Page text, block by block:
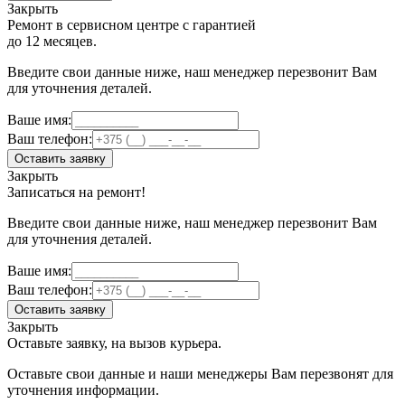
Закрыть
Ремонт в сервисном центре с гарантией
до 12 месяцев.
Введите свои данные ниже, наш менеджер перезвонит Вам
для уточнения деталей.
Ваше имя:
Ваш телефон:
Оставить заявку
Закрыть
Записаться на ремонт!
Введите свои данные ниже, наш менеджер перезвонит Вам
для уточнения деталей.
Ваше имя:
Ваш телефон:
Оставить заявку
Закрыть
Оставьте заявку, на вызов курьера.
Оставьте свои данные и наши менеджеры Вам перезвонят для
уточнения информации.